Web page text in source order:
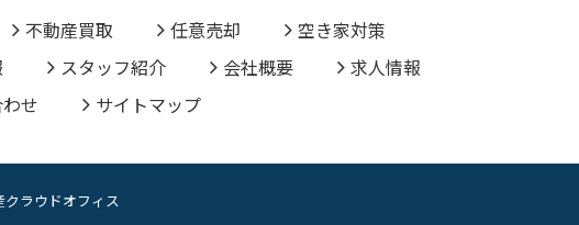
不動産買取 任意売却
空き家対策
スタッフ紹介 会社概要
求人情報
せ サイトマップ
ラウドオフィス